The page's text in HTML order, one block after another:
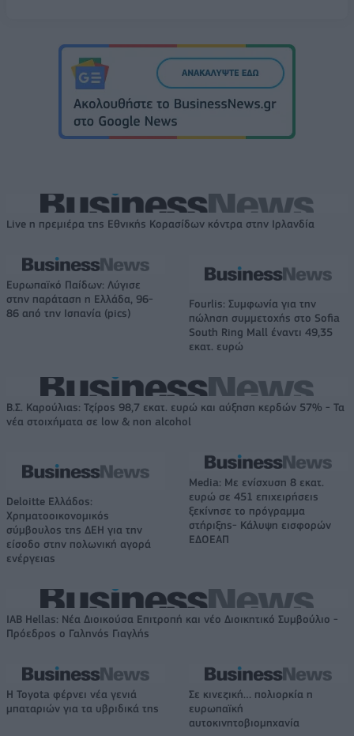
Live η πρεμιέρα της Εθνικής Κορασίδων κόντρα στην Ιρλανδία
Ευρωπαϊκό Παίδων: Λύγισε
στην παράταση η Ελλάδα, 96-
86 από την Ισπανία (pics)
Fourlis: Συμφωνία για την
πώληση συμμετοχής στο Sofia
South Ring Mall έναντι 49,35
εκατ. ευρώ
Β.Σ. Καρούλιας: Τζίρος 98,7 εκατ. ευρώ και αύξηση κερδών 57% - Τα
νέα στοιχήματα σε low & non alcohol
Deloitte Ελλάδος:
Χρηματοοικονομικός
σύμβουλος της ΔΕΗ για την
είσοδο στην πολωνική αγορά
ενέργειας
Media: Με ενίσχυση 8 εκατ.
ευρώ σε 451 επιχειρήσεις
ξεκίνησε το πρόγραμμα
στήριξης- Κάλυψη εισφορών
ΕΔΟΕΑΠ
IAB Hellas: Νέα Διοικούσα Επιτροπή και νέο Διοικητικό Συμβούλιο -
Πρόεδρος ο Γαληνός Γιαγλής
Η Toyota φέρνει νέα γενιά
μπαταριών για τα υβριδικά της
Σε κινεζική… πολιορκία η
ευρωπαϊκή
αυτοκινητοβιομηχανία